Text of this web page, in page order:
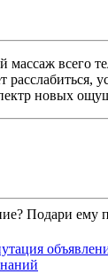
всего
новых
Подари ему